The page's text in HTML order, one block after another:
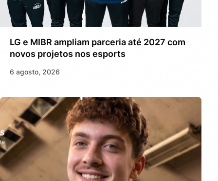
LG e MIBR ampliam parceria até 2027 com
novos projetos nos esports
6 agosto, 2026